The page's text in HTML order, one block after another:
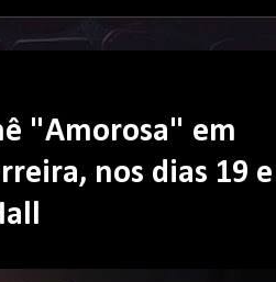
"Amorosa" em
nos dias 19 e